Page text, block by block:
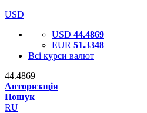
USD
USD 44.4869
EUR 51.3348
Всі курси валют
44.4869
Авторизація
Пошук
RU